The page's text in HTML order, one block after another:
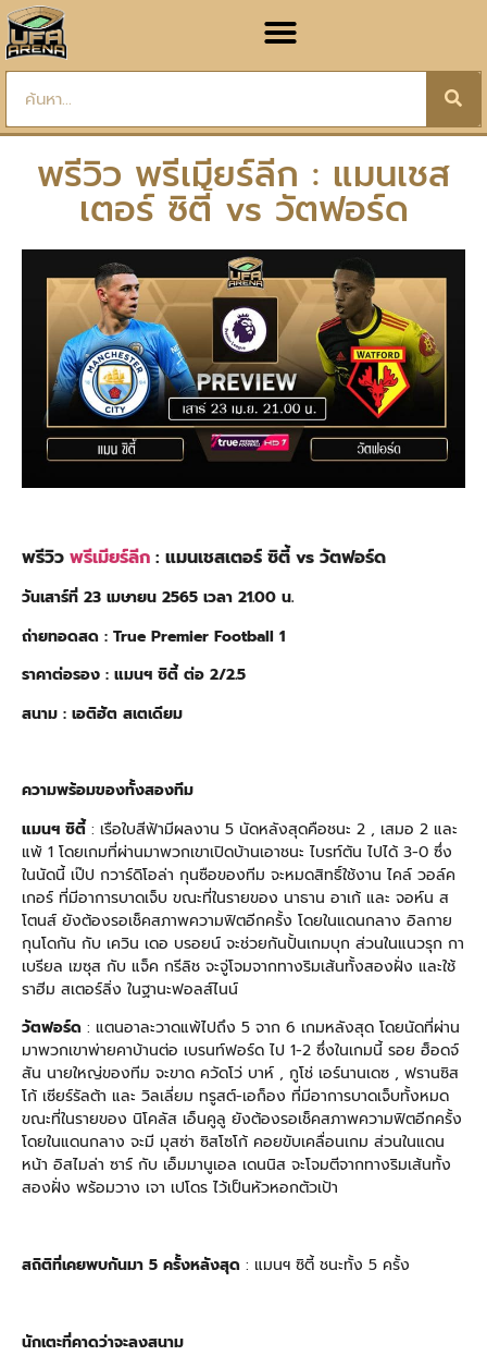
พรีวิว พรีเมียร์ลีก : แมนเชส
เตอร์ ซิตี้ vs วัตฟอร์ด
พรีวิว พรีเมียร์ลีก : แมนเชสเตอร์ ซิตี้ vs วัตฟอร์ด
วันเสาร์ที่ 23 เมษายน 2565 เวลา 21.00 น.
ถ่ายทอดสด : True Premier Football 1
ราคาต่อรอง : แมนฯ ซิตี้ ต่อ 2/2.5
สนาม : เอติฮัต สเตเดียม
ความพร้อมของทั้งสองทีม
แมนฯ ซิตี้: เรือใบสีฟ้ามีผลงาน 5 นัดหลังสุดคือชนะ 2 , เสมอ 2 และ
แพ้ 1 โดยเกมที่ผ่านมาพวกเขาเปิดบ้านเอาชนะ ไบรท์ตัน ไปได้ 3-0 ซึ่ง
ในนัดนี้ เป๊ป กวาร์ดิโอล่า กุนซือของทีม จะหมดสิทธิ์ใช้งาน ไคล์ วอล์ค
เกอร์ ที่มีอาการบาดเจ็บ ขณะที่ในรายของ นาธาน อาเก้ และ จอห์น ส
โตนส์ ยังต้องรอเช็คสภาพความฟิตอีกครั้ง โดยในแดนกลาง อิลกาย
กุนโดกัน กับ เควิน เดอ บรอยน์ จะช่วยกันปั้นเกมบุก ส่วนในแนวรุก กา
เบรียล เฆซุส กับ แจ็ค กรีลิช จะจู่โจมจากทางริมเส้นทั้งสองฝั่ง และใช้
ราฮีม สเตอร์ลิ่ง ในฐานะฟอลส์ไนน์
วัตฟอร์ด : แตนอาละวาดแพ้ไปถึง 5 จาก 6 เกมหลังสุด โดยนัดที่ผ่าน
มาพวกเขาพ่ายคาบ้านต่อ เบรนท์ฟอร์ด ไป 1-2 ซึ่งในเกมนี้ รอย ฮ็อดจ์
สัน นายใหญ่ของทีม จะขาด ควัดโว่ บาห์ , กูโช่ เอร์นานเดซ , ฟรานซิส
โก้ เซียร์รัลต้า และ วิลเลี่ยม ทรูสต์-เอก็อง ที่มีอาการบาดเจ็บทั้งหมด
ขณะที่ในรายของ นิโคลัส เอ็นคูลู ยังต้องรอเช็คสภาพความฟิตอีกครั้ง
โดยในแดนกลาง จะมี มุสซ่า ซิสโซโก้ คอยขับเคลื่อนเกม ส่วนในแดน
หน้า อิสไมล่า ซาร์ กับ เอ็มมานูเอล เดนนิส จะโจมตีจากทางริมเส้นทั้ง
สองฝั่ง พร้อมวาง เจา เปโดร ไว้เป็นหัวหอกตัวเป้า
สถิติที่เคยพบกันมา 5 ครั้งหลังสุด : แมนฯ ซิตี้ ชนะทั้ง 5 ครั้ง
นักเตะที่คาดว่าจะลงสนาม